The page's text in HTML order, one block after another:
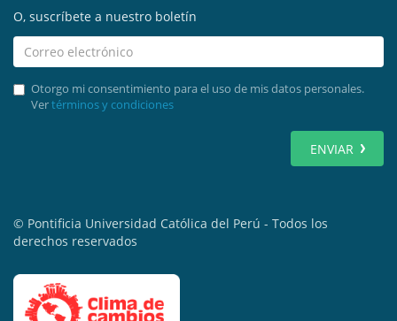
O, suscríbete a nuestro boletín
Otorgo mi consentimiento para el uso de mis datos personales.
Vertérminos y condiciones
ENVIAR
© Pontificia Universidad Católica del Perú - Todos los
derechos reservados